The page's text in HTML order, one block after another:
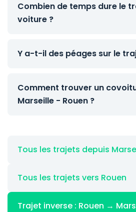
Combien de temps dure le
voiture ?
Y a-t-il des péages sur le
Comment trouver un
Marseille - Rouen ?
Tous les trajets depuis
Tous les trajets vers Rouen
Trajet inverse : Rouen →